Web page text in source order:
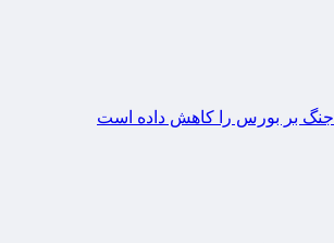
جنگ بر بورس را کاهش داده است